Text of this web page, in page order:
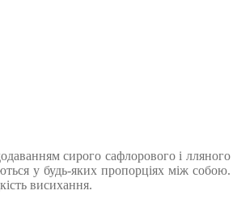
сирого сафлорового і лляного
у будь-яких пропорціях між собою.
висихання.